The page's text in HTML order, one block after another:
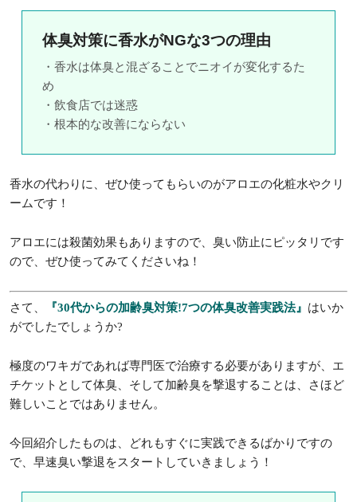
体臭対策に香水がNGな3つの理由
・香水は体臭と混ざることでニオイが変化するた
め
・飲食店では迷惑
・根本的な改善にならない
香水の代わりに、ぜひ使ってもらいのがアロエの化粧水やクリ
ームです！
アロエには殺菌効果もありますので、臭い防止にピッタリです
ので、ぜひ使ってみてくださいね！
さて、 『30代からの加齢臭対策!7つの体臭改善実践法』 はいか
がでしたでしょうか?
極度のワキガであれば専門医で治療する必要がありますが、エ
チケットとして体臭、そして加齢臭を撃退することは、さほど
難しいことではありません。
今回紹介したものは、どれもすぐに実践できるばかりですの
で、早速臭い撃退をスタートしていきましょう！